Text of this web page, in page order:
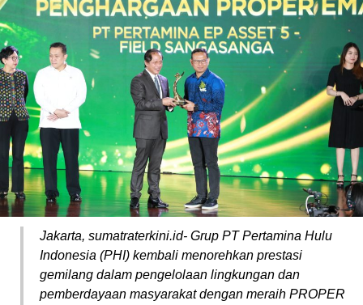
Jakarta, sumatraterkini.id- Grup PT Pertamina Hulu
Indonesia (PHI) kembali menorehkan prestasi
gemilang dalam pengelolaan lingkungan dan
pemberdayaan masyarakat dengan meraih PROPER